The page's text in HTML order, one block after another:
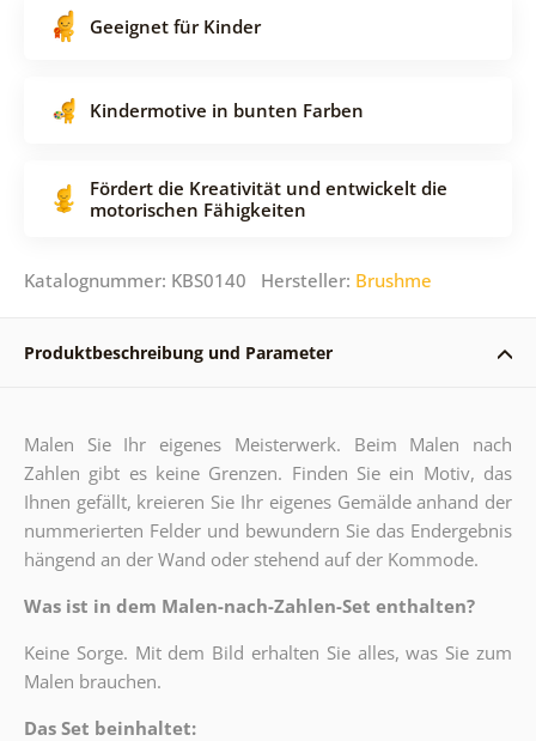
Geeignet für Kinder
Kindermotive in bunten Farben
Fördert die Kreativität und entwickelt die
motorischen Fähigkeiten
Katalognummer: KBS0140 Hersteller: Brushme
Produktbeschreibung und Parameter
Malen Sie Ihr eigenes Meisterwerk. Beim Malen nach
Zahlen gibt es keine Grenzen. Finden Sie ein Motiv, das
Ihnen gefällt, kreieren Sie Ihr eigenes Gemälde anhand der
nummerierten Felder und bewundern Sie das Endergebnis
hängend an der Wand oder stehend auf der Kommode.
Was ist in dem Malen-nach-Zahlen-Set enthalten?
Keine Sorge. Mit dem Bild erhalten Sie alles, was Sie zum
Malen brauchen.
Das Set beinhaltet: